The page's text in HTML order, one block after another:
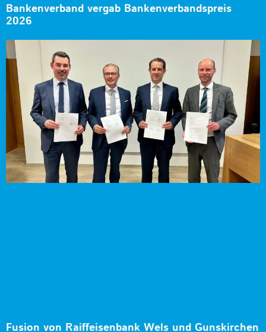
Bankenverband vergab Bankenverbandspreis
2026
Fusion von Raiffeisenbank Wels und Gunskirchen